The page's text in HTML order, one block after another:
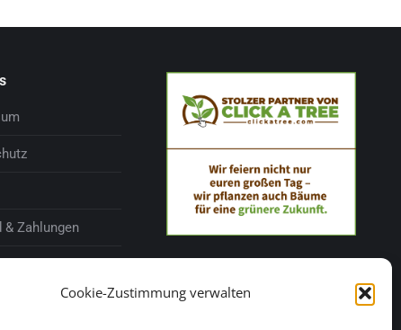
Cookie-Zustimmung verwalten
& Zahlungen